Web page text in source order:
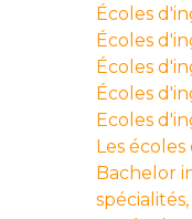
Écoles
Écoles
Écoles
Écoles
Ecoles
Les
Bachelor